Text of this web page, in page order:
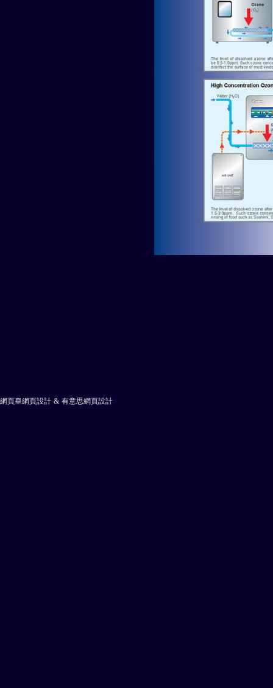
網頁皇網頁設計 & 有意思網頁設計